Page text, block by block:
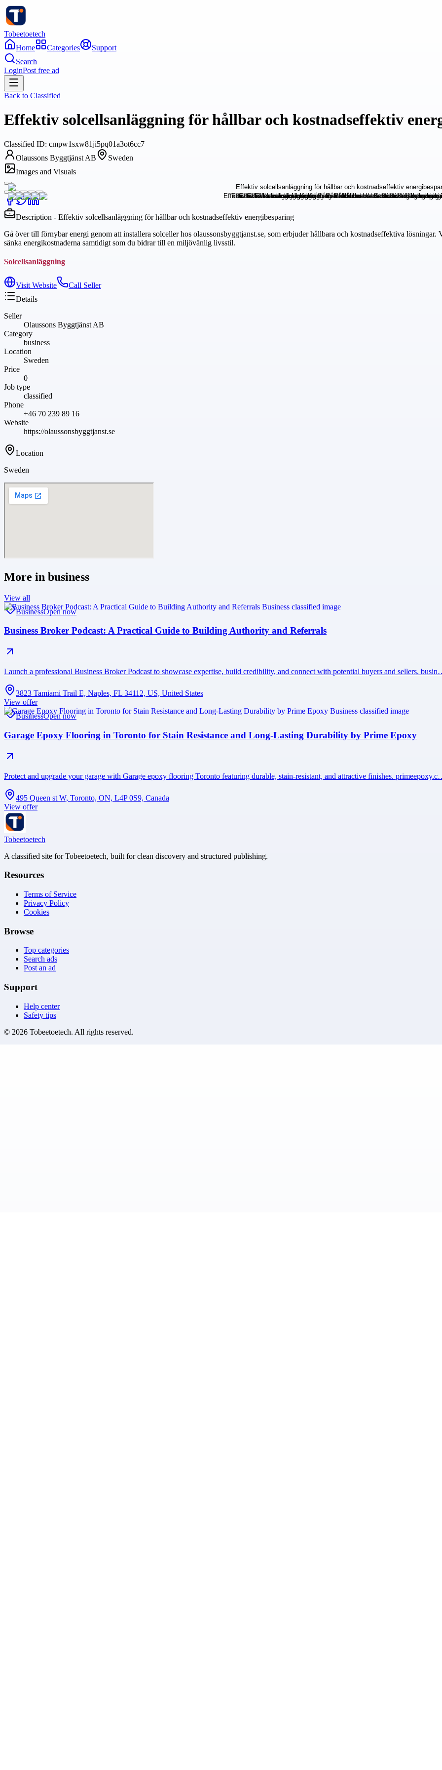
Tobeetoetech
Home
Categories
Support
Search
LoginPost free ad
Back to Classified
Effektiv solcellsanläggning för hållbar och kostnadseffektiv
Classified ID: cmpw1sxw81ji5pq01a3ot6cc7
Olaussons Byggtjänst AB
Sweden
Images and Visuals
Description - Effektiv solcellsanläggning för hållbar och kostnadseffektiv energibesparing
Gå över till förnybar energi genom att installera solceller hos olaussonsbyggtjanst.se, som erbjuder hållbara och kostnadseffektiva
sänka energikostnaderna samtidigt som du bidrar till en miljövänlig livsstil.
Solcellsanläggning
Visit Website
Call Seller
Details
Seller
Olaussons Byggtjänst AB
Category
business
Location
Sweden
Price
0
Job type
classified
Phone
+46 70 239 89 16
Website
https://olaussonsbyggtjanst.se
Location
Sweden
More in business
View all
BusinessOpen now
Business Broker Podcast: A Practical Guide to Building Authority and Referrals
Launch a professional Business Broker Podcast to showcase expertise, build credibility, and connect with potential buyers and sellers.
3823 Tamiami Trail E, Naples, FL 34112, US, United States
View offer
BusinessOpen now
Garage Epoxy Flooring in Toronto for Stain Resistance and Long-Lasting Durability by Prime Epoxy
Protect and upgrade your garage with Garage epoxy flooring Toronto featuring durable, stain-resistant, and attractive finishes.
495 Queen st W, Toronto, ON, L4P 0S9, Canada
View offer
Tobeetoetech
A classified site for Tobeetoetech, built for clean discovery and structured publishing.
Resources
Terms of Service
Privacy Policy
Cookies
Browse
Top categories
Search ads
Post an ad
Support
Help center
Safety tips
© 2026 Tobeetoetech. All rights reserved.